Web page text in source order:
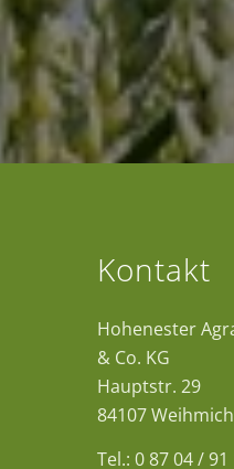
Kontakt
Hohenester
& Co. KG
Hauptstr. 29
84107
Tel.: 0 87 04 / 91